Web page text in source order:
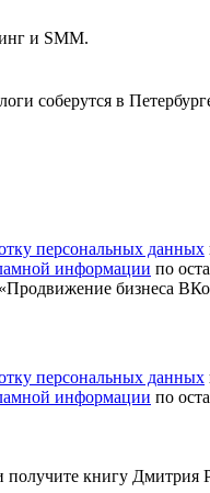
и SMM.
соберутся в
персональных данных
информации по
бизнеса
персональных данных
информации по
книгу